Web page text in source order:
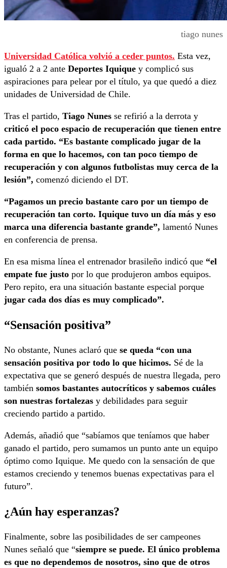
tiago nunes
Universidad Católica volvió a ceder puntos. Esta vez,
igualó 2 a 2 ante Deportes Iquique y complicó sus
aspiraciones para pelear por el título, ya que quedó a diez
unidades de Universidad de Chile.
Tras el partido, Tiago Nunes se refirió a la derrota y
criticó el poco espacio de recuperación que tienen entre
cada partido. “Es bastante complicado jugar de la
forma en que lo hacemos, con tan poco tiempo de
recuperación y con algunos futbolistas muy cerca de la
lesión”, comenzó diciendo el DT.
“Pagamos un precio bastante caro por un tiempo de
recuperación tan corto. Iquique tuvo un día más y eso
marca una diferencia bastante grande”, lamentó Nunes
en conferencia de prensa.
En esa misma línea el entrenador brasileño indicó que “el
empate fue justo por lo que produjeron ambos equipos.
Pero repito, era una situación bastante especial porque
jugar cada dos días es muy complicado”.
“Sensación positiva”
No obstante, Nunes aclaró que se queda “con una
sensación positiva por todo lo que hicimos. Sé de la
expectativa que se generó después de nuestra llegada, pero
también somos bastantes autocríticos y sabemos cuáles
son nuestras fortalezas y debilidades para seguir
creciendo partido a partido.
Además, añadió que “sabíamos que teníamos que haber
ganado el partido, pero sumamos un punto ante un equipo
óptimo como Iquique. Me quedo con la sensación de que
estamos creciendo y tenemos buenas expectativas para el
futuro”.
¿Aún hay esperanzas?
Finalmente, sobre las posibilidades de ser campeones
Nunes señaló que “siempre se puede. El único problema
es que no dependemos de nosotros, sino que de otros